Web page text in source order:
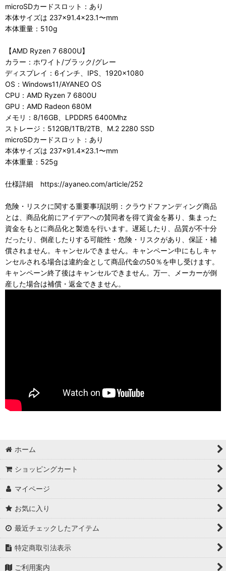
microSDカードスロット：あり
本体サイズは 237×91.4×23.1〜mm
本体重量：510g
【AMD Ryzen 7 6800U】
カラー：ホワイト/ブラック/グレー
ディスプレイ：6インチ、IPS、1920×1080
OS：Windows11/AYANEO OS
CPU：AMD Ryzen 7 6800U
GPU：AMD Radeon 680M
メモリ：8/16GB、LPDDR5 6400Mhz
ストレージ：512GB/1TB/2TB、M.2 2280 SSD
microSDカードスロット：あり
本体サイズは 237×91.4×23.1〜mm
本体重量：525g
仕様詳細 https://ayaneo.com/article/252
危険・リスクに関する重要事項説明：クラウドファンディング商品
とは、商品化前にアイデアへの賛同者を得て資金を募り、集まった
資金をもとに商品化と製造を行います。遅延したり、品質が不十分
だったり、倒産したりする可能性・危険・リスクがあり、保証・補
償されません。キャンセルできません。キャンペーン中にもしキャ
ンセルされる場合は違約金として商品代金の50％を申し受けます。
キャンペーン終了後はキャンセルできません。万一、メーカーが倒
産した場合は補償・返金できません。
ホーム
ショッピングカート
マイページ
お気に入り
最近チェックしたアイテム
特定商取引法表示
ご利用案内